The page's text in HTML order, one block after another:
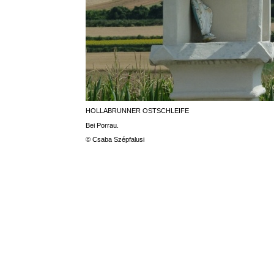
HOLLABRUNNER OSTSCHLEIFE
Bei Porrau.
© Csaba Szépfalusi